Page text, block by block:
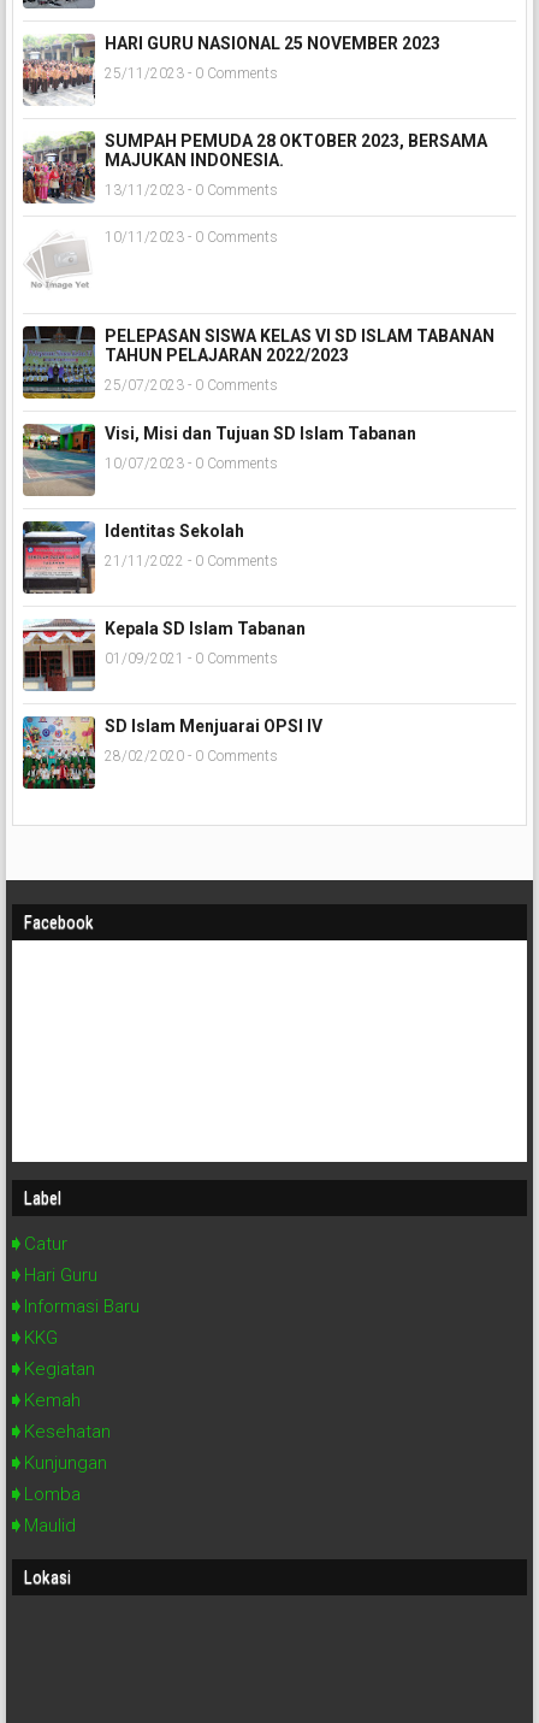
HARI GURU NASIONAL 25 NOVEMBER 2023
25/11/2023 - 0 Comments
SUMPAH PEMUDA 28 OKTOBER 2023, BERSAMA
MAJUKAN INDONESIA.
13/11/2023 - 0 Comments
10/11/2023 - 0 Comments
PELEPASAN SISWA KELAS VI SD ISLAM TABANAN
TAHUN PELAJARAN 2022/2023
25/07/2023 - 0 Comments
Visi, Misi dan Tujuan SD Islam Tabanan
10/07/2023 - 0 Comments
Identitas Sekolah
21/11/2022 - 0 Comments
Kepala SD Islam Tabanan
01/09/2021 - 0 Comments
SD Islam Menjuarai OPSI IV
28/02/2020 - 0 Comments
Facebook
Label
Catur
Hari Guru
Informasi Baru
KKG
Kegiatan
Kemah
Kesehatan
Kunjungan
Lomba
Maulid
Lokasi